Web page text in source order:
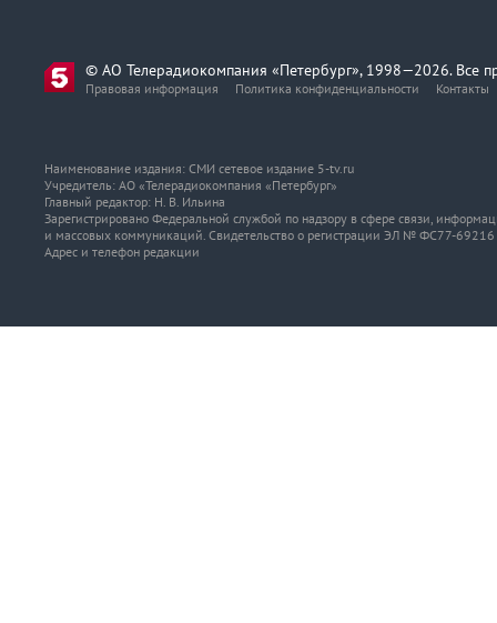
© АО Телерадиокомпания «Петербург», 1998—2026. Все
Правовая информация Политика конфиденциальности Контакты
Наименование издания: СМИ сетевое издание 5-tv.ru
Учредитель: АО «Телерадиокомпания «Петербург»
Главный редактор: Н. В. Ильина
Зарегистрировано Федеральной службой по надзору в сфере связи,
и массовых коммуникаций. Свидетельство о регистрации ЭЛ № ФС77-69216
Адрес и телефон редакции